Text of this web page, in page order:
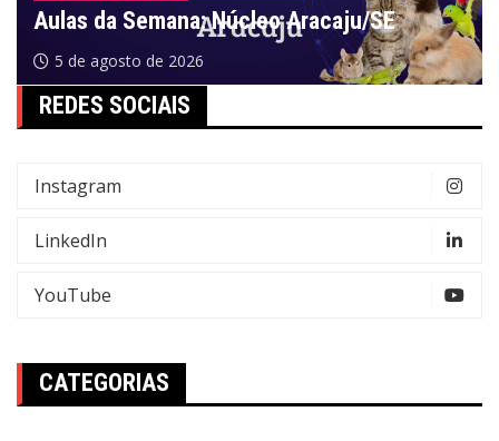
Aulas da Semana: Núcleo Aracaju/SE
5 de agosto de 2026
REDES SOCIAIS
Instagram
LinkedIn
YouTube
CATEGORIAS